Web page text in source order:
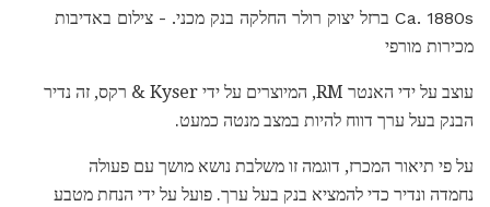
Ca. 1880s ברזל יצוק רולר החלקה בנק מכני. - צילום באדיבות
מכירות מורפי
עוצב על ידי האנטר RM, המיוצרים על ידי Kyser & רקס, זה נדיר
הבנק בעל ערך דווח להיות במצב מנטה כמעט.
על פי תיאור המכרז, דוגמה זו משלבת נושא מושך עם פעולה
נחמדה ונדיר כדי להמציא בנק בעל ערך. פועל על ידי הנחת מטבע